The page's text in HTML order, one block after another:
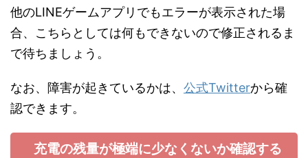
他のLINEゲームアプリでもエラーが表示された場
合、こちらとしては何もできないので修正されるま
で待ちましょう。
なお、障害が起きているかは、 公式Twitterから確
認できます。
充電の残量が極端に少なくないか確認する